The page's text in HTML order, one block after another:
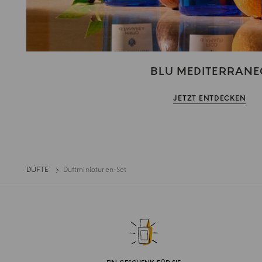
BLU
JETZT ENTDECKEN
DÜFTE Duftminiaturen-Set